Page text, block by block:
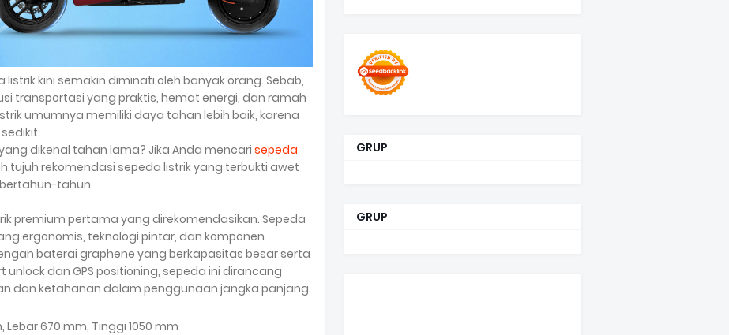
listrik kini semakin diminati oleh banyak orang. Sebab,
transportasi yang praktis, hemat energi, dan ramah
umumnya memiliki daya tahan lebih baik, karena
dikenal tahan lama? Jika Anda mencari sepeda
tujuh rekomendasi sepeda listrik yang terbukti awet
tahun.
premium pertama yang direkomendasikan. Sepeda
ergonomis, teknologi pintar, dan komponen
baterai graphene yang berkapasitas besar serta
dan GPS positioning, sepeda ini dirancang
dan ketahanan dalam penggunaan jangka panjang.
Lebar 670 mm, Tinggi 1050 mm
GRUP
GRUP